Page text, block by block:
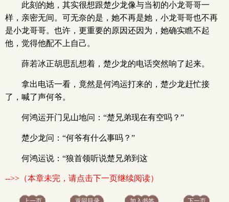
此刻的她，其实很想跟楚少龙像与当初的小龙哥哥一
样，亲密无间。可无奈的是，她不再是她，小龙哥哥也不再
是小龙哥哥。也许，更重要的原因还因为，她确实瞧不起
他，觉得他配不上自己。
薛若冰正胡思乱想着，楚少龙的电话突然响了起来。
拿出电话一看，竟然是何鸿运打来的，楚少龙赶忙接
了，喊了声何爷。
何鸿运开门见山地问：“楚兄弟现在有空吗？”
楚少龙问：“何爷有什么事吗？”
何鸿运说：“狼首领听说楚兄弟到这
-->>（本章未完，请点击下一页继续阅读）